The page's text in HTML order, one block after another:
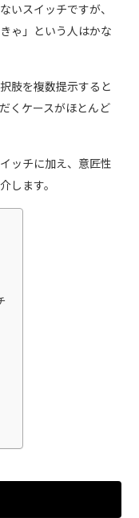
いスイッチですが、
ゃ」という人はかな
肢を複数提示すると
くケースがほとんど
ッチに加え、意匠性
します。